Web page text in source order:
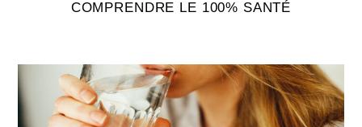
COMPRENDRE LE 100% SANTÉ